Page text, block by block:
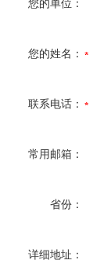
您的单位：
您的姓名：
联系电话：
常用邮箱：
省份：
详细地址：